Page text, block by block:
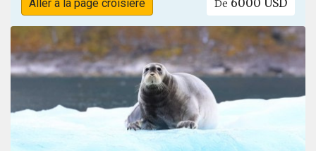
Aller à la page croisière De